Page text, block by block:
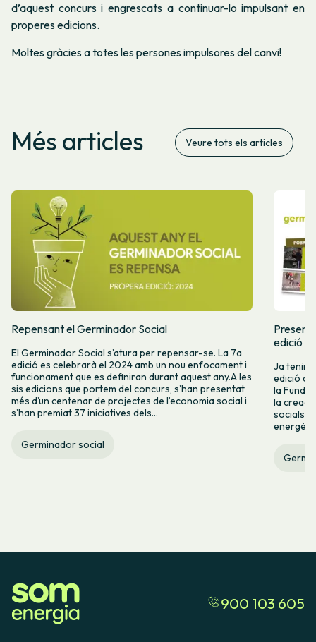
d’aquest concurs i engrescats a continuar-lo impulsant en
properes edicions.
Moltes gràcies a totes les persones impulsores del canvi!
Més articles Veure tots els articles
Repensant el Germinador Social
El Germinador Social s’atura per repensar-se. La 7a
edició es celebrarà el 2024 amb un nou enfocament i
funcionament que es definiran durant aquest any.A les
sis edicions que portem del concurs, s’han presentat
més d’un centenar de projectes de l’economia social i
s’han premiat 37 iniciatives dels...
Germinador social
edició
Ja tenim
edició
la
la
socials
900 103 605